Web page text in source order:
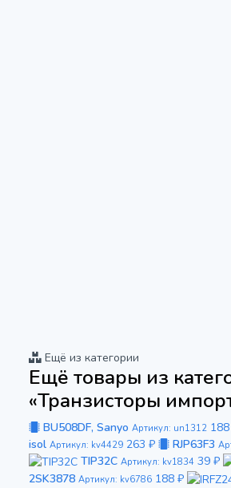
Ещё из категории
Ещё товары из
«Транзисторы
BU508DF, Sanyo Артикул: un1312
isol Артикул: kv4429 263 ₽ RJP63F3
TIP32C Артикул: kv1834 39 ₽
2SK3878 Артикул: kv6786 188 ₽